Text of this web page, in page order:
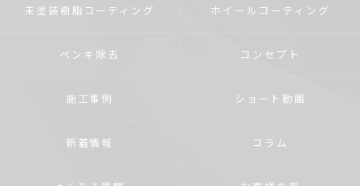
未塗装樹脂コーティング ホイールコーティング
ペンキ除去 コンセプト
施工事例 ショート動画
新着情報 コラム